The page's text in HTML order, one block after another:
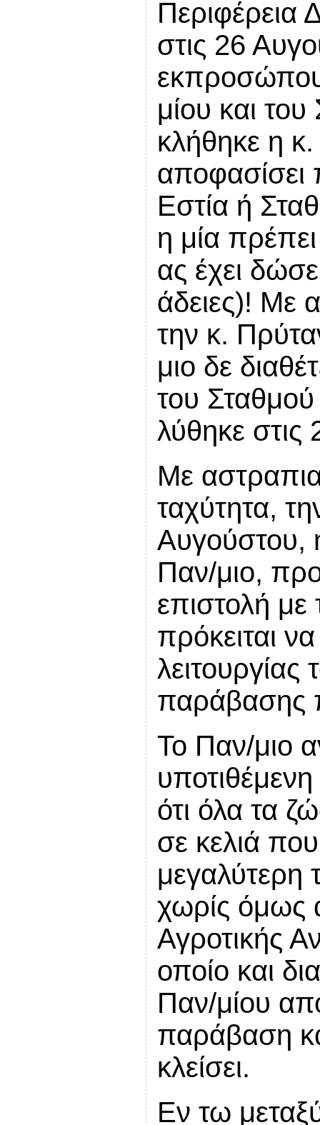
Περιφέρεια
στις 26
μίου και
κλήθηκε η
αποφασίσει
Εστία ή
η μία
ας έχει
άδειες)! Με
την κ.
μιο δε
του
λύθηκε
Με
ταχύτητα,
Αυγούστου,
Παν/μιο,
επιστολή με
πρόκειται
παράβασης
Το Παν/μιο
ότι όλα τα
σε κελιά
μεγαλύτερη
χωρίς όμως
Αγροτικής
οποίο και
Παν/μίου
παράβαση
κλείσει.
Εν τω